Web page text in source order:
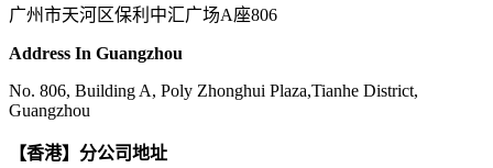
广州市天河区保利中汇广场A座806
Address In Guangzhou
No. 806, Building A, Poly Zhonghui Plaza,Tianhe District,
Guangzhou
【香港】分公司地址